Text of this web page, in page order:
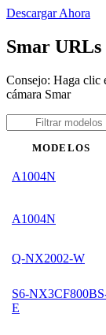
Descargar Ahora
Smar URLs
Consejo: Haga clic
cámara Smar
MODELOS
A1004N
A1004N
Q-NX2002-W
S6-
E